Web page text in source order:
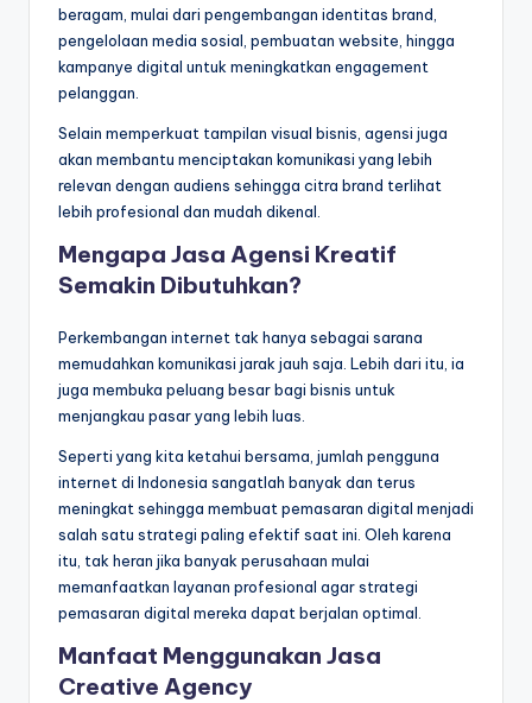
beragam, mulai dari pengembangan identitas brand,
pengelolaan media sosial, pembuatan website, hingga
kampanye digital untuk meningkatkan engagement
pelanggan.
Selain memperkuat tampilan visual bisnis, agensi juga
akan membantu menciptakan komunikasi yang lebih
relevan dengan audiens sehingga citra brand terlihat
lebih profesional dan mudah dikenal.
Mengapa Jasa Agensi Kreatif
Semakin Dibutuhkan?
Perkembangan internet tak hanya sebagai sarana
memudahkan komunikasi jarak jauh saja. Lebih dari itu, ia
juga membuka peluang besar bagi bisnis untuk
menjangkau pasar yang lebih luas.
Seperti yang kita ketahui bersama, jumlah pengguna
internet di Indonesia sangatlah banyak dan terus
meningkat sehingga membuat pemasaran digital menjadi
salah satu strategi paling efektif saat ini. Oleh karena
itu, tak heran jika banyak perusahaan mulai
memanfaatkan layanan profesional agar strategi
pemasaran digital mereka dapat berjalan optimal.
Manfaat Menggunakan Jasa
Creative Agency